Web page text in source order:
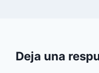
Deja una